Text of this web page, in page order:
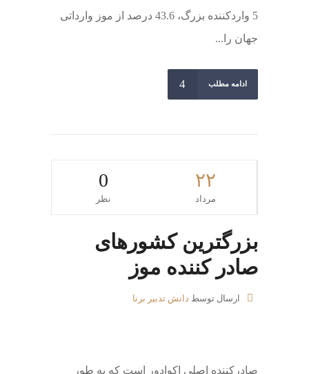
5 واردکننده بزرگ، 43.6 درصد از موز وارداتی
جهان را...
ادامه مطلب
۲۲
مرداد
0
نظر
بزرگترین کشورهای
صادر کننده موز
ارسال توسط دانش تدبیر برنا
صادرکننده اصلی اکوادور است که به طور